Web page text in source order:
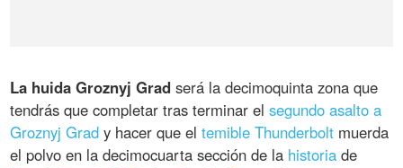
La huida Groznyj Grad será la decimoquinta zona que
tendrás que completar tras terminar elsegundo asalto a
Groznyj Grad y hacer que eltemible Thunderbolt muerda
el polvo en la decimocuarta sección de la historia de